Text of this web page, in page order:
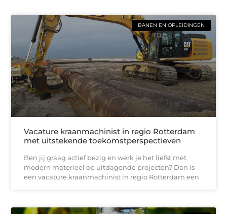
BANEN EN OPLEIDINGEN
Vacature kraanmachinist in regio Rotterdam
met uitstekende toekomstperspectieven
Ben jij graag actief bezig en werk je het liefst met
modern materieel op uitdagende projecten? Dan is
een vacature kraanmachinist in regio Rotterdam een